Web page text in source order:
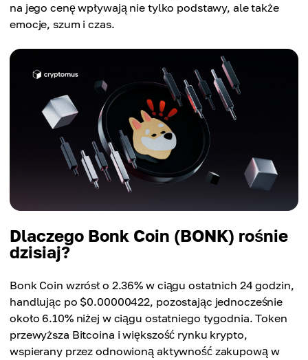
na jego cenę wpływają nie tylko podstawy, ale także
emocje, szum i czas.
Dlaczego Bonk Coin (BONK) rośnie
dzisiaj?
Bonk Coin wzrósł o 2.36% w ciągu ostatnich 24 godzin,
handlując po $0.00000422, pozostając jednocześnie
około 6.10% niżej w ciągu ostatniego tygodnia. Token
przewyższa Bitcoina i większość rynku krypto,
wspierany przez odnowioną aktywność zakupową w